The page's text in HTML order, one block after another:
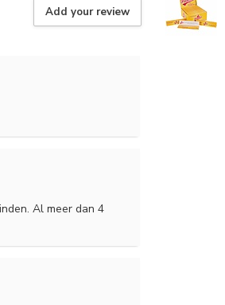
Add your review
Al meer dan 4